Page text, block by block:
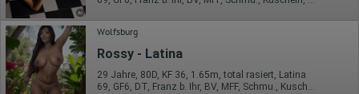
Wolfsburg
Rossy - Latina
29 Jahre, 80D, KF 36, 1.65m, total rasiert, Latina
69, GF6, DT, Franz b. Ihr, BV, MFF, Schmu., Kuscheln